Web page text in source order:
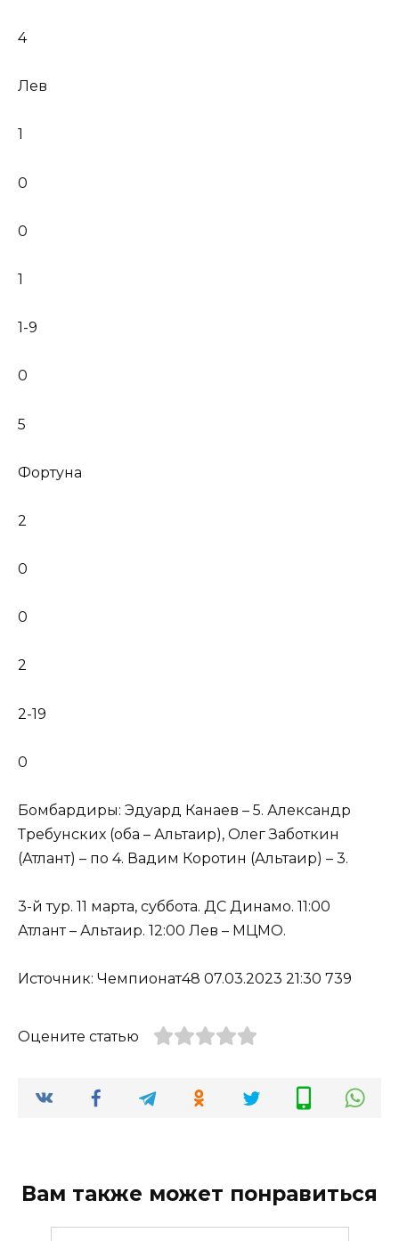
4
Лев
1
0
0
1
1-9
0
5
Фортуна
2
0
0
2
2-19
0
Бомбардиры: Эдуард Канаев – 5. Александр
Требунских (оба – Альтаир), Олег Заботкин
(Атлант) – по 4. Вадим Коротин (Альтаир) – 3.
3-й тур. 11 марта, суббота. ДС Динамо. 11:00
Атлант – Альтаир. 12:00 Лев – МЦМО.
Источник: Чемпионат48 07.03.2023 21:30 739
Оцените статью
Вам также может понравиться